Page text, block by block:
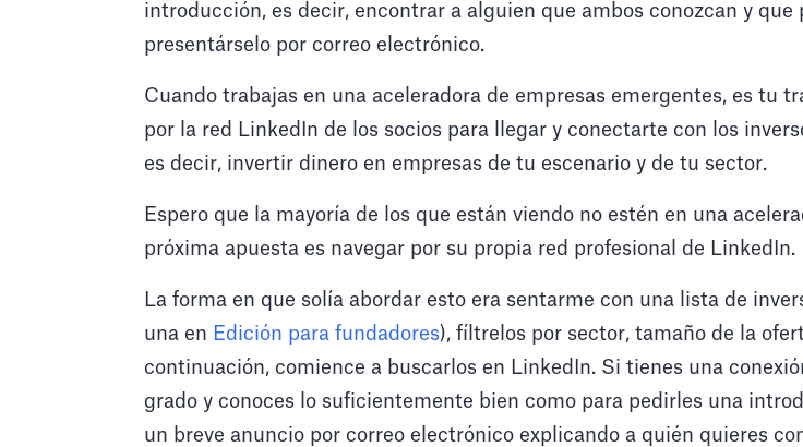
introducción, es decir, encontrar a alguien que ambos conozcan y que
presentárselo por correo electrónico.
Cuando trabajas en una aceleradora de empresas emergentes, es tu
por la red LinkedIn de los socios para llegar y conectarte con los
es decir, invertir dinero en empresas de tu escenario y de tu sector.
Espero que la mayoría de los que están viendo no estén en una
próxima apuesta es navegar por su propia red profesional de LinkedIn.
La forma en que solía abordar esto era sentarme con una lista de
una en Edición para fundadores), fíltrelos por sector, tamaño de la
continuación, comience a buscarlos en LinkedIn. Si tienes una
grado y conoces lo suficientemente bien como para pedirles una
un breve anuncio por correo electrónico explicando a quién quieres